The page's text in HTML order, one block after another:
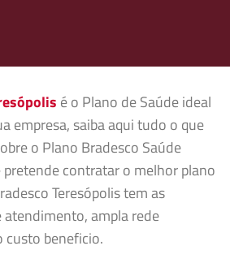
é o Plano de Saúde ideal
empresa, saiba aqui tudo o que
o Plano Bradesco Saúde
pretende contratar o melhor plano
Teresópolis tem as
atendimento, ampla rede
custo beneficio.